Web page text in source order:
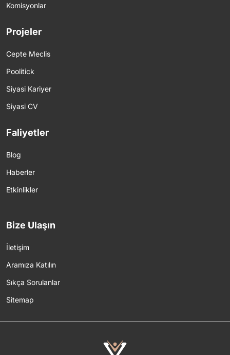
Komisyonlar
Projeler
Cepte Meclis
Poolitick
Siyasi Kariyer
Siyasi CV
Faliyetler
Blog
Haberler
Etkinlikler
Bize Ulaşın
İletişim
Aramıza Katılın
Sıkça Sorulanlar
Sitemap